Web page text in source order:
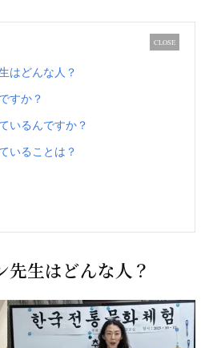
CLOSE
はどんな人？
すか？
いるんですか？
いることは？
先生はどんな人？